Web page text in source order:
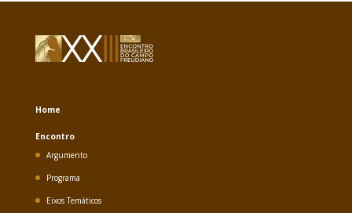
Home
Encontro
Argumento
Programa
Eixos Temáticos